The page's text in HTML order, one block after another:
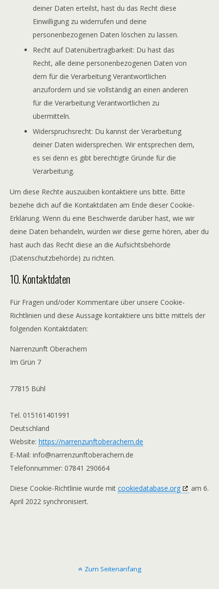
deiner Daten erteilst, hast du das Recht diese
Einwilligung zu widerrufen und deine
personenbezogenen Daten löschen zu lassen.
Recht auf Datenübertragbarkeit: Du hast das
Recht, alle deine personenbezogenen Daten von
dem für die Verarbeitung Verantwortlichen
anzufordern und sie vollständig an einen anderen
für die Verarbeitung Verantwortlichen zu
übermitteln.
Widerspruchsrecht: Du kannst der Verarbeitung
deiner Daten widersprechen. Wir entsprechen dem,
es sei denn es gibt berechtigte Gründe für die
Verarbeitung.
Um diese Rechte auszuüben kontaktiere uns bitte. Bitte
beziehe dich auf die Kontaktdaten am Ende dieser Cookie-
Erklärung. Wenn du eine Beschwerde darüber hast, wie wir
deine Daten behandeln, würden wir diese gerne hören, aber du
hast auch das Recht diese an die Aufsichtsbehörde
(Datenschutzbehörde) zu richten.
10. Kontaktdaten
Für Fragen und/oder Kommentare über unsere Cookie-
Richtlinien und diese Aussage kontaktiere uns bitte mittels der
folgenden Kontaktdaten:
Narrenzunft Oberachern
Im Grün 7
77815 Bühl
Tel. 015161401991
Deutschland
Website: https://narrenzunftoberachern.de
E-Mail: info@narrenzunftoberachern.de
Telefonnummer: 07841 290664
Diese Cookie-Richtlinie wurde mit cookiedatabase.org
am 6.
April 2022 synchronisiert.
Zum Seitenanfang